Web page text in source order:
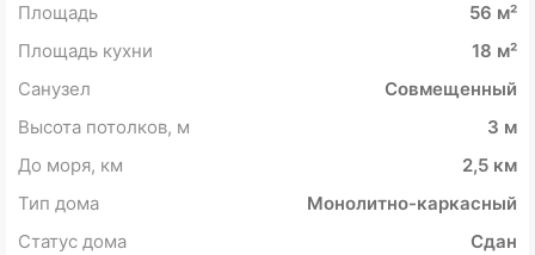
Площадь
56 м²
Площадь кухни
18 м²
Санузел
Совмещенный
Высота потолков, м
3 м
До моря, км
2,5 км
Тип дома
Монолитно-каркасный
Статус дома
Сдан